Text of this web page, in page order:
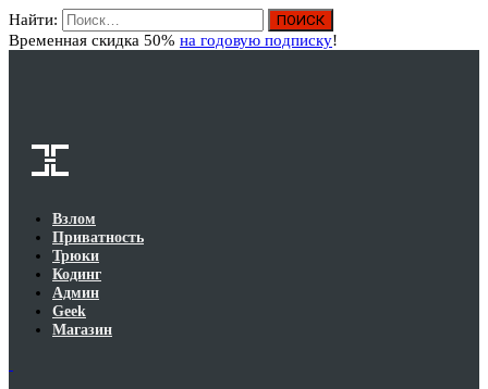
Найти:
Временная скидка 50% на годовую подписку!
Взлом
Приватность
Трюки
Кодинг
Админ
Geek
Магазин